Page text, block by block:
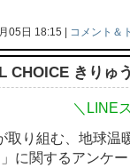
05日 18:15 | コメント＆
CHOICE きり
＼LINE
取り組む、地球温
」に関するアンケ